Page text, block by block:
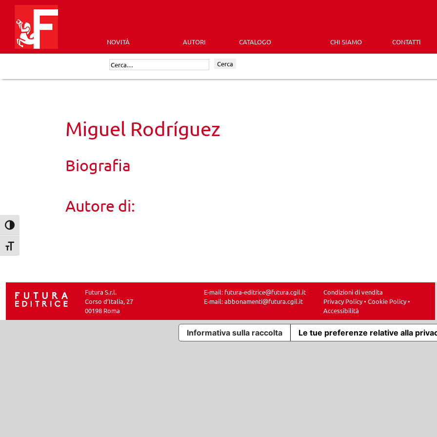
Attiva/disattiva alto contrasto
Attiva/disattiva dimensione testo
content
Futura
Editrice
NOVITÀ AUTORI CATALOGO CHI SIAMO CONTATTI
Cerca: Cerca
Miguel Rodríguez
Biografia
Autore di:
Futura S.r.l.
Corso d’Italia, 27
00198 Roma
E-mail: futura-editrice@futura.cgil.it
E-mail:abbonamenti@futura.cgil.it
Condizioni di vendita
Privacy Policy• Cookie Policy•
Accessibilità
Informativa sulla raccolta Le tue preferenze relative alla